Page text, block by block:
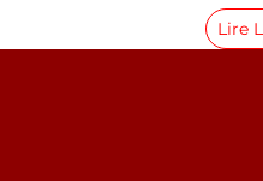
Lire